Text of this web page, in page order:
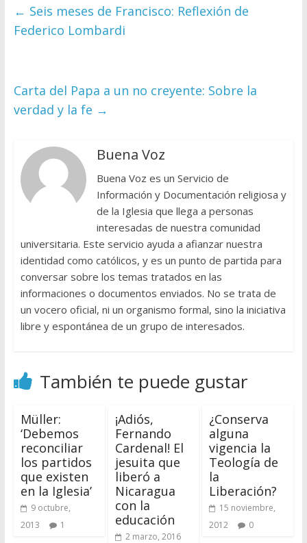
← Seis meses de Francisco: Reflexión de
Federico Lombardi
Carta del Papa a un no creyente: Sobre la
verdad y la fe →
Buena Voz
Buena Voz es un Servicio de
Información y Documentación religiosa y
de la Iglesia que llega a personas
interesadas de nuestra comunidad
universitaria. Este servicio ayuda a afianzar nuestra
identidad como católicos, y es un punto de partida para
conversar sobre los temas tratados en las
informaciones o documentos enviados. No se trata de
un vocero oficial, ni un organismo formal, sino la iniciativa
libre y espontánea de un grupo de interesados.
También te puede gustar
Müller:
‘Debemos
reconciliar
los partidos
que existen
en la Iglesia’
9 octubre,
2013
1
¡Adiós,
Fernando
Cardenal! El
jesuita que
liberó a
Nicaragua
con la
educación
2 marzo, 2016
¿Conserva
alguna
vigencia la
Teología de
la
Liberación?
15 noviembre,
2012
0